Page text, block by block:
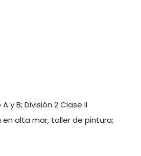
y B; División 2 Clase II
alta mar, taller de pintura;